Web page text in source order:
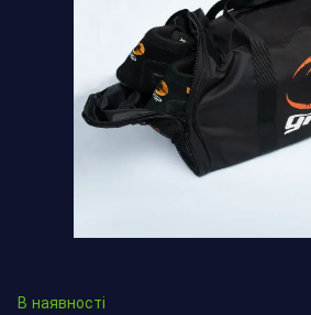
В наявності